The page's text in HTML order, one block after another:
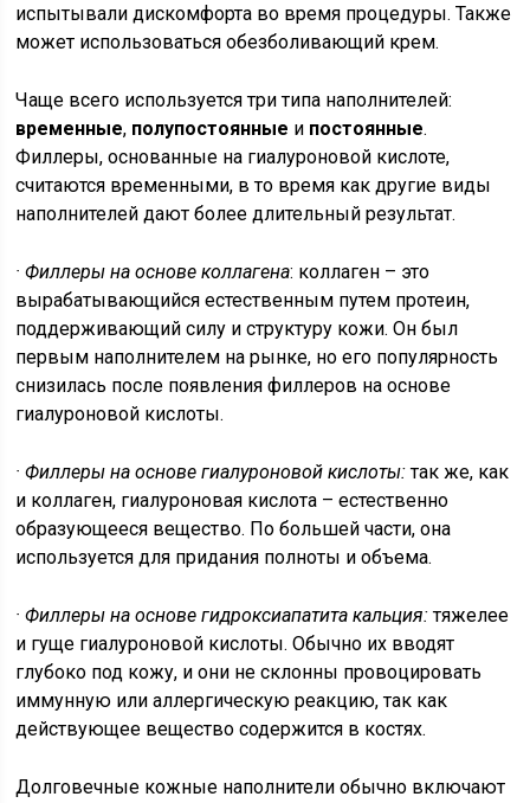
испытывали дискомфорта во время процедуры. Также
может использоваться обезболивающий крем.
Чаще всего используется три типа наполнителей:
временные, полупостоянные и постоянные.
Филлеры, основанные на гиалуроновой кислоте,
считаются временными, в то время как другие виды
наполнителей дают более длительный результат.
· Филлеры на основе коллагена: коллаген – это
вырабатывающийся естественным путем протеин,
поддерживающий силу и структуру кожи. Он был
первым наполнителем на рынке, но его популярность
снизилась после появления филлеров на основе
гиалуроновой кислоты.
· Филлеры на основе гиалуроновой кислоты:так же, как
и коллаген, гиалуроновая кислота – естественно
образующееся вещество. По большей части, она
используется для придания полноты и объема.
· Филлеры на основе гидроксиапатита кальция:тяжелее
и гуще гиалуроновой кислоты. Обычно их вводят
глубоко под кожу, и они не склонны провоцировать
иммунную или аллергическую реакцию, так как
действующее вещество содержится в костях.
Долговечные кожные наполнители обычно включают